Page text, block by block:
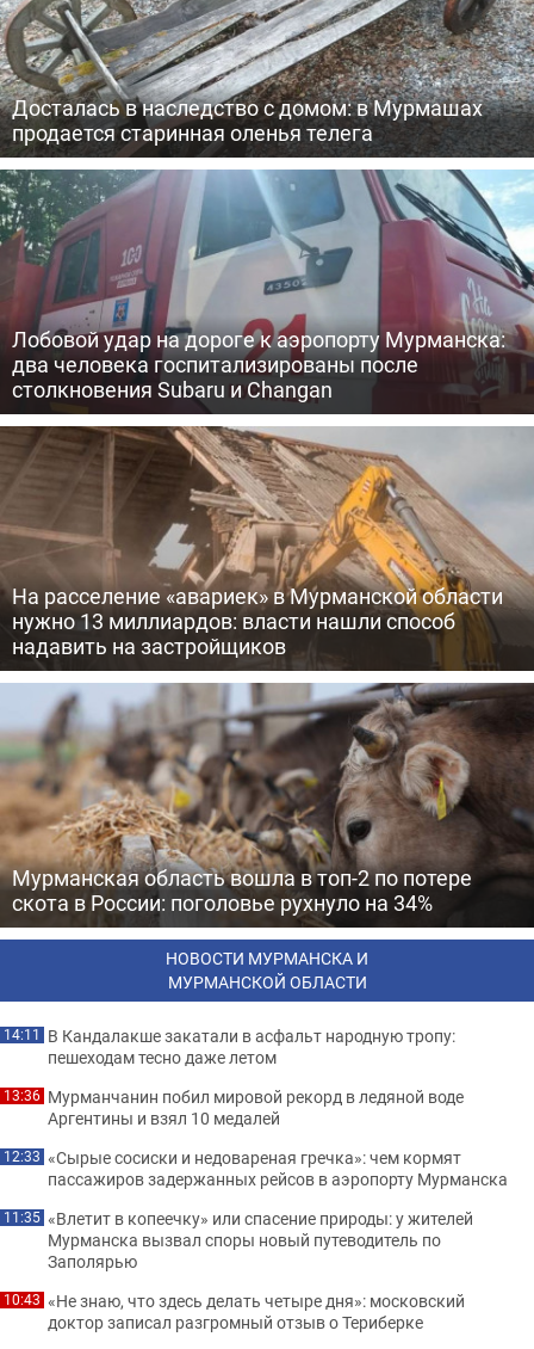
Досталась в наследство с домом: в Мурмашах
продается старинная оленья телега
Лобовой удар на дороге к аэропорту Мурманска:
два человека госпитализированы после
столкновения Subaru и Changan
На расселение «авариек» в Мурманской области
нужно 13 миллиардов: власти нашли способ
надавить на застройщиков
Мурманская область вошла в топ-2 по потере
скота в России: поголовье рухнуло на 34%
НОВОСТИ МУРМАНСКА И
МУРМАНСКОЙ ОБЛАСТИ
14:11 В Кандалакше закатали в асфальт народную тропу:
пешеходам тесно даже летом
13:36 Мурманчанин побил мировой рекорд в ледяной воде
Аргентины и взял 10 медалей
12:33 «Сырые сосиски и недовареная гречка»: чем кормят
пассажиров задержанных рейсов в аэропорту Мурманска
11:35 «Влетит в копеечку» или спасение природы: у жителей
Мурманска вызвал споры новый путеводитель по
Заполярью
10:43 «Не знаю, что здесь делать четыре дня»: московский
доктор записал разгромный отзыв о Териберке